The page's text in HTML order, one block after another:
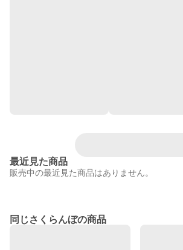
最近見た商品
販売中の最近見た商品はありません。
同じさくらんぼの商品